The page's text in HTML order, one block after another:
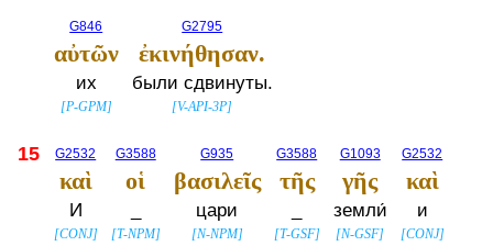
G846
αὐτῶν
их
[P-GPM]
G2795
ἐκινήθησαν.
были сдвинуты.
[V-API-3P]
15 G2532
καὶ
И
[CONJ]
G3588
οἱ
[T-NPM]
G935
βασιλεῖς
цари
[N-NPM]
G3588
τῆς
[T-GSF]
G1093
γῆς
земли́
[N-GSF]
G2532
καὶ
и
[CONJ]